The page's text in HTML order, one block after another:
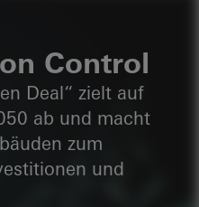
Control
Deal“ zielt auf
ab und macht
zum
und